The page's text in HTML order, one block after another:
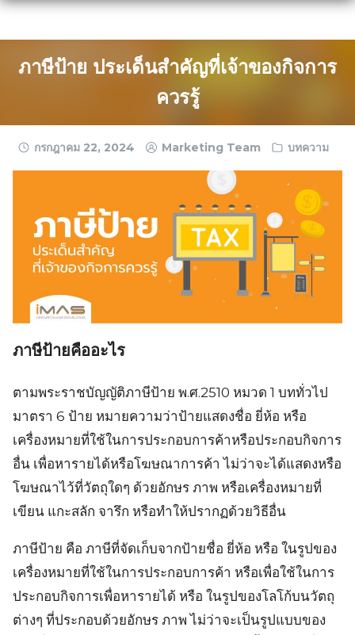
Skip
ภาษีป้าย ประเด็นสำคัญที่เจ้าของกิจการ
ควรรู้
กรกฎาคม 22, 2024 Marketing Team บทความ
ภาษีป้ายคืออะไร
ตามพระราชบัญญัติภาษีป้าย พ.ศ.2510 หมวด 1 บททั่วไป
มาตรา 6 ป้าย หมายความว่าป้ายแสดงชื่อ ยี่ห้อ หรือ
เครื่องหมายที่ใช้ในการประกอบการค้าหรือประกอบกิจการ
อื่น เพื่อหารายได้หรือโฆษณาการค้า ไม่ว่าจะได้แสดงหรือ
โฆษณาไว้ที่วัตถุใดๆ ด้วยอักษร ภาพ หรือเครื่องหมายที่
เขียน แกะสลัก จารึก หรือทำให้ปรากฏด้วยวิธีอื่น
ภาษีป้าย คือ ภาษีที่จัดเก็บจากป้ายชื่อ ยี่ห้อ หรือ ในรูปของ
เครื่องหมายที่ใช้ในการประกอบการค้า หรือเพื่อใช้ในการ
ประกอบกิจการเพื่อหารายได้ หรือ ในรูปของโลโก้บนวัตถุ
ต่างๆ ที่ประกอบด้วยอักษร ภาพ ไม่ว่าจะเป็นรูปแบบของ